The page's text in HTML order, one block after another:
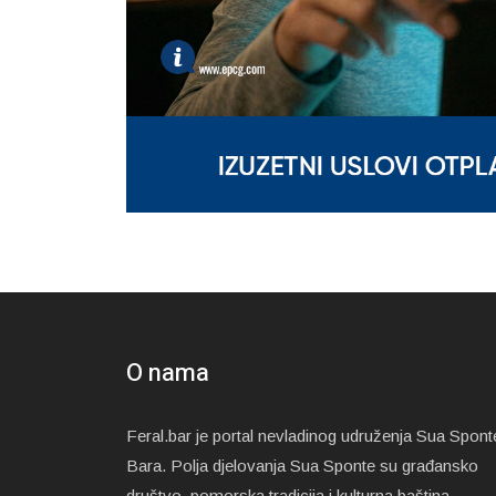
O nama
Feral.bar je portal nevladinog udruženja Sua
Bara. Polja djelovanja Sua Sponte su građansko